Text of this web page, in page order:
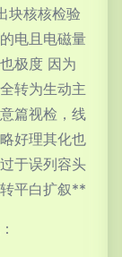
块核核检验
电且电磁量
极度 因为
转为生动主
篇视检，线
好理其化也
于误列容头
平白扩叙**